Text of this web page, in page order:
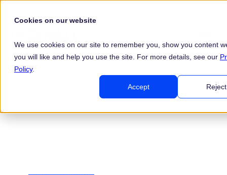
Cookies on our website
We use cookies on our site to remember you, show you content
you will like and help you use the site. For more details, see our
Policy.
Accept Reject